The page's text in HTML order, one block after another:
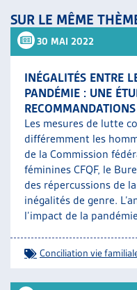
SUR LE MÊME
30 MAI 2022
INÉGALITÉS ENTRE
PANDÉMIE : UNE
RECOMMANDATIONS
Les mesures de lutte
différemment les
de la Commission
féminines CFQF, le
des répercussions de
inégalités de genre.
l’impact de la
Conciliation vie